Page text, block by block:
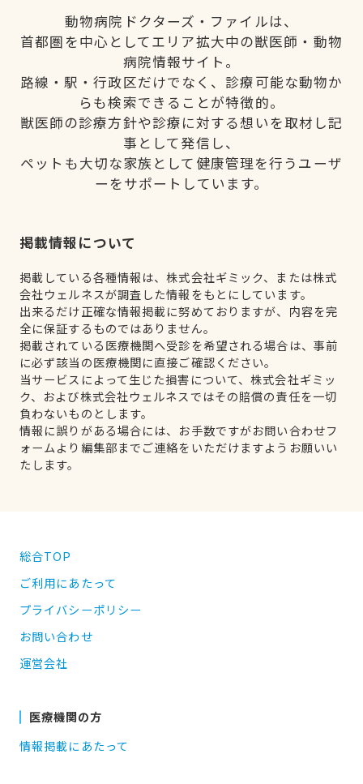
動物病院ドクターズ・ファイルは、
首都圏を中心としてエリア拡大中の獣医師・動物
病院情報サイト。
路線・駅・行政区だけでなく、診療可能な動物か
らも検索できることが特徴的。
獣医師の診療方針や診療に対する想いを取材し記
事として発信し、
ペットも大切な家族として健康管理を行うユーザ
ーをサポートしています。
掲載情報について
掲載している各種情報は、株式会社ギミック、または株式
会社ウェルネスが調査した情報をもとにしています。
出来るだけ正確な情報掲載に努めておりますが、内容を完
全に保証するものではありません。
掲載されている医療機関へ受診を希望される場合は、事前
に必ず該当の医療機関に直接ご確認ください。
当サービスによって生じた損害について、株式会社ギミッ
ク、および株式会社ウェルネスではその賠償の責任を一切
負わないものとします。
情報に誤りがある場合には、お手数ですがお問い合わせフ
ォームより編集部までご連絡をいただけますようお願いい
たします。
総合TOP
ご利用にあたって
プライバシーポリシー
お問い合わせ
運営会社
医療機関の方
情報掲載にあたって